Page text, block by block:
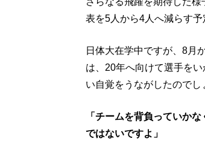
表を5人から4人へ減らす
日体大在学中ですが、8月
は、20年へ向けて選手を
い自覚をうながしたのでし
「チームを背負っていか
ではないですよ」